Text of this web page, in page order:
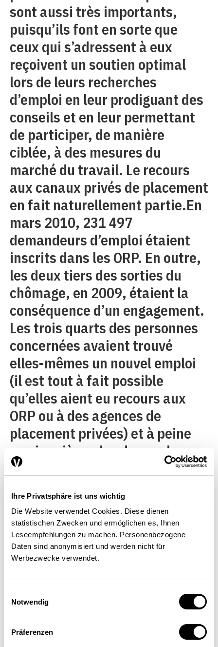
Ihre Privatsphäre ist uns wichtig
Die Website verwendet Cookies. Diese dienen
statistischen Zwecken und ermöglichen es, Ihnen
Leseempfehlungen zu machen. Personenbezogene
Daten sind anonymisiert und werden nicht für
Werbezwecke verwendet.
Notwendig
Präferenzen
sont aussi très importants,
puisqu’ils font en sorte que
ceux qui s’adressent à eux
reçoivent un soutien optimal
lors de leurs recherches
d’emploi en leur prodiguant des
conseils et en leur permettant
de participer, de manière
ciblée, à des mesures du
marché du travail. Le recours
aux canaux privés de placement
en fait naturellement partie.En
mars 2010, 231 497
demandeurs d’emploi étaient
inscrits dans les ORP. En outre,
les deux tiers des sorties du
chômage, en 2009, étaient la
conséquence d’un engagement.
Les trois quarts des personnes
concernées avaient trouvé
elles-mêmes un nouvel emploi
(il est tout à fait possible
qu’elles aient eu recours aux
ORP ou à des agences de
placement privées) et à peine
un cinquième des demandeurs
d’emploi ont été placés par les
économique soit bonne ou
mauvaise, cette proportion est
stable depuis des années. Le
caractère saisonnier exerce une
forte influence sur l’indicateur
demploi». C’est pourquoi le
total des radiations du chômage